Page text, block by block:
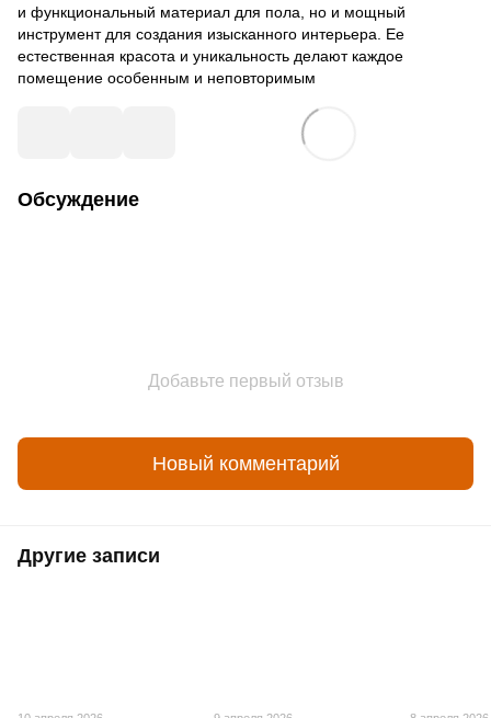
и функциональный материал для пола, но и мощный
инструмент для создания изысканного интерьера. Ее
естественная красота и уникальность делают каждое
помещение особенным и неповторимым
Обсуждение
Добавьте первый отзыв
Новый комментарий
Другие записи